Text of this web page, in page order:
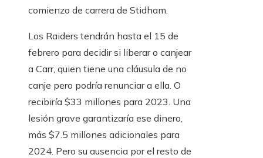
comienzo de carrera de Stidham.
Los Raiders tendrán hasta el 15 de
febrero para decidir si liberar o canjear
a Carr, quien tiene una cláusula de no
canje pero podría renunciar a ella. O
recibiría $33 millones para 2023. Una
lesión grave garantizaría ese dinero,
más $7.5 millones adicionales para
2024. Pero su ausencia por el resto de